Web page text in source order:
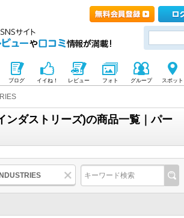
ブログ イイね！ レビュー フォト グループ スポット
ンダストリーズ)の商品一覧｜パー